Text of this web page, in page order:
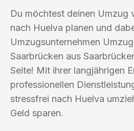
Du möchtest deinen Umzug
nach Huelva planen und
Umzugsunternehmen
Saarbrücken aus
Seite! Mit ihrer langjährigen
professionellen
stressfrei nach Huelva
Geld sparen.